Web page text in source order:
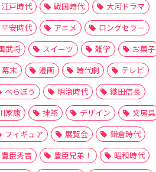
江戸時代 戦国時代
大河ドラマ
平安時代
アニメ
ロングセラー
武将
スイーツ 雑学
お菓子
幕末
漫画 時代劇
テレビ
べらぼう
明治時代
織田信長
家康
抹茶 デザイン
文房具
フィギュア
展覧会
鎌倉時代
豊臣秀吉
豊臣兄弟！
昭和時代